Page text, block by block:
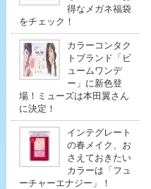
得なメガネ福袋
をチェック！
カラーコンタク
トブランド「ビ
ュームワンデ
ー」に新色登
場！ミューズは本田翼さん
に決定！
インテグレート
の春メイク、お
さえておきたい
カラーは「フュ
ーチャーエナジー」！